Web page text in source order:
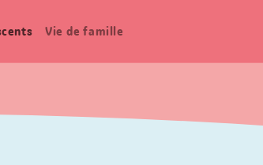
Vie de famille